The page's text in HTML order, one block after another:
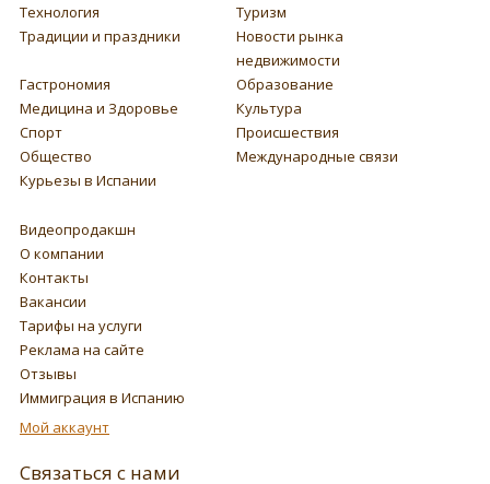
Технология
Туризм
Традиции и праздники
Новости рынка
недвижимости
Гастрономия
Образование
Медицина и Здоровье
Культура
Спорт
Происшествия
Общество
Международные связи
Курьезы в Испании
Видеопродакшн
О компании
Контакты
Вакансии
Тарифы на услуги
Реклама на сайте
Отзывы
Иммиграция в Испанию
Мой аккаунт
Связаться с нами